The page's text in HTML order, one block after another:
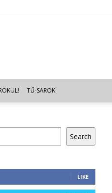
TŰ-SAROK
Search
LIKE